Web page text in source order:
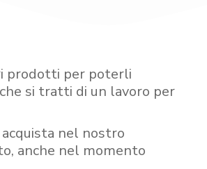
prodotti per poterli
si tratti di un lavoro per
nel nostro
anche nel momento